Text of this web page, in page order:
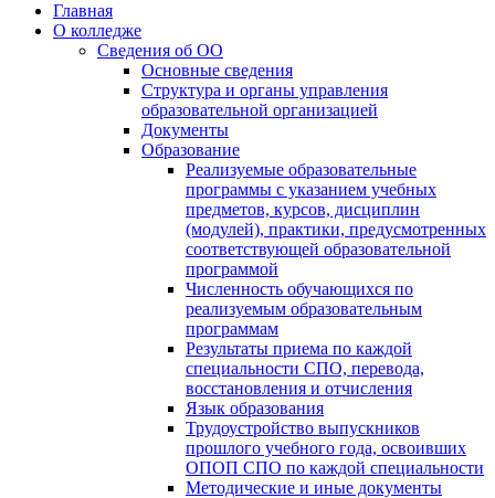
Главная
О колледже
Сведения об ОО
Основные сведения
Структура и органы управления
образовательной организацией
Документы
Образование
Реализуемые образовательные
программы с указанием учебных
предметов, курсов, дисциплин
(модулей), практики, предусмотренных
соответствующей образовательной
программой
Численность обучающихся по
реализуемым образовательным
программам
Результаты приема по каждой
специальности СПО, перевода,
восстановления и отчисления
Язык образования
Трудоустройство выпускников
прошлого учебного года, освоивших
ОПОП СПО по каждой специальности
Методические и иные документы